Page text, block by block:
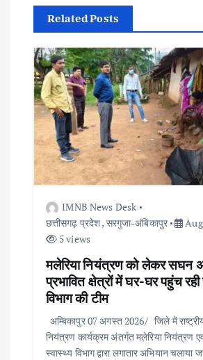
g
a
o
Related Posts
IMNB News Desk
छत्तीसगढ़ प्रदेश, सरगुजा-अंबिकापुर
5 views
मलेरिया नियंत्रण को लेकर सघन
प्रभावित क्षेत्रों में घर-घर पहुंच
विभाग की टीम
अम्बिकापुर 07 अगस्त 2026/ जिले में
नियंत्रण कार्यक्रम अंतर्गत मलेरिया नियंत्रण
स्वास्थ्य विभाग द्वारा लगातार अभियान चलाया